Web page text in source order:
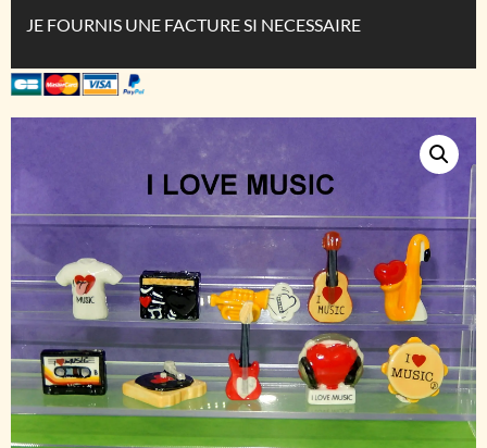
JE FOURNIS UNE FACTURE SI NECESSAIRE